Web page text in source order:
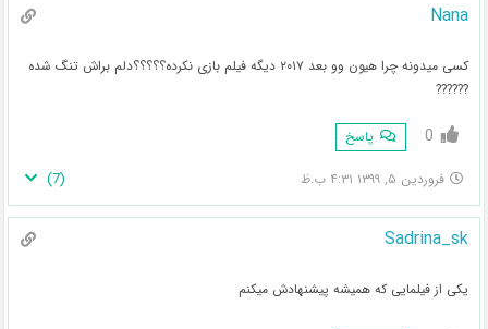
Nana
کسی میدونه چرا هیون وو بعد ۲۰۱۷ دیگه فیلم بازی نکرده؟؟؟؟؟دلم براش تنگ شده
??????
0 پاسخ
فروردین ۵, ۱۳۹۹ ۴:۳۱ ب.ظ (
7
)
Sadrina_sk
یکی از فیلمایی که همیشه پیشنهادش میکنم